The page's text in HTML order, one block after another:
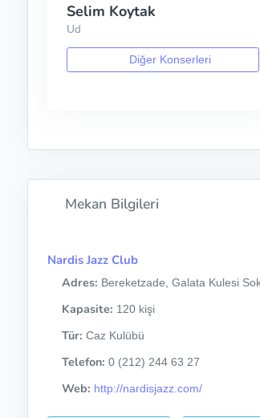
Selim Koytak
Ud
Diğer Konserleri
Mekan Bilgileri
Nardis Jazz Club
Adres: Bereketzade, Galata Kulesi
Kapasite: 120 kişi
Tür: Caz Kulübü
Telefon: 0 (212) 244 63 27
Web: http://nardisjazz.com/